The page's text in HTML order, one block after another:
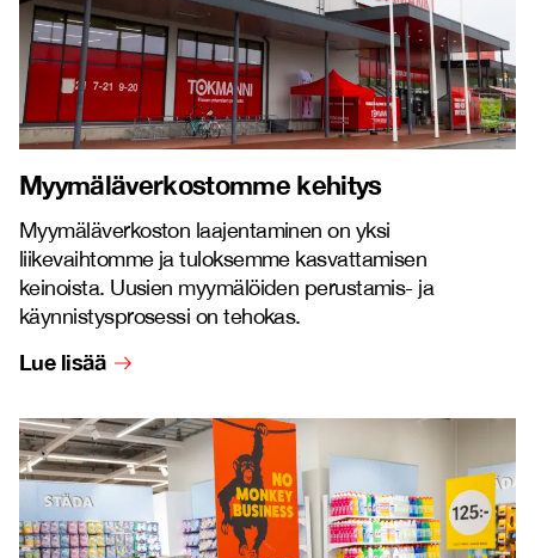
Myymäläverkostomme kehitys
Myymäläverkoston laajentaminen on yksi
liikevaihtomme ja tuloksemme kasvattamisen
keinoista. Uusien myymälöiden perustamis- ja
käynnistysprosessi on tehokas.
Lue lisää